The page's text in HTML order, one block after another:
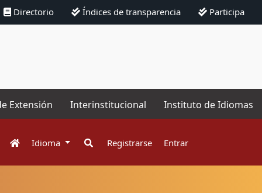
Directorio Índices de transparencia Participa
Extensión Interinstitucional Instituto de Idiomas
Idioma Registrarse Entrar